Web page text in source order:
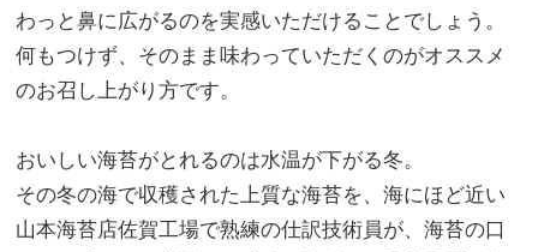
わっと鼻に広がるのを実感いただけることでしょう。
何もつけず、そのまま味わっていただくのがオススメ
のお召し上がり方です。
おいしい海苔がとれるのは水温が下がる冬。
その冬の海で収穫された上質な海苔を、海にほど近い
山本海苔店佐賀工場で熟練の仕訳技術員が、海苔の口